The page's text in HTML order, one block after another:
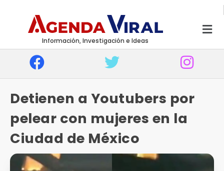
Información, Investigación e Ideas
Detienen a Youtubers por
pelear con mujeres en la
Ciudad de México